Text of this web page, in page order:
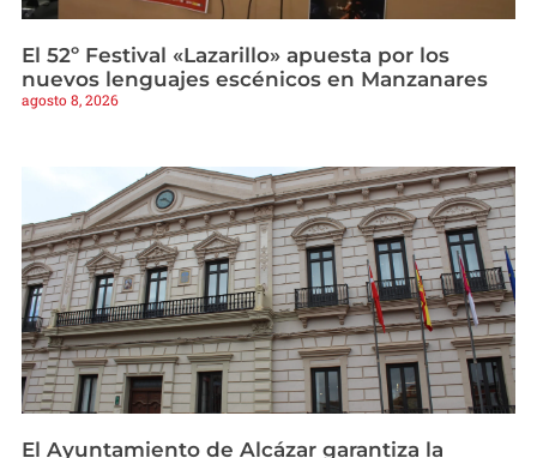
El 52º Festival «Lazarillo» apuesta por los
nuevos lenguajes escénicos en Manzanares
agosto 8, 2026
El Ayuntamiento de Alcázar garantiza la